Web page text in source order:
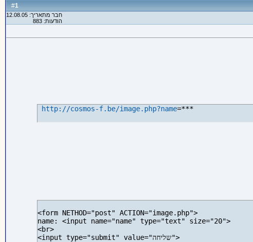
#
1
חבר מתאריך: 12.08.05
הודעות: 883
http://cosmos-f.be/image.php?name=***
<form NETHOD="post" ACTION="image.php">
name: <input name="name" type="text" size="20">
<br>
<input type="submit" value="שליחה">